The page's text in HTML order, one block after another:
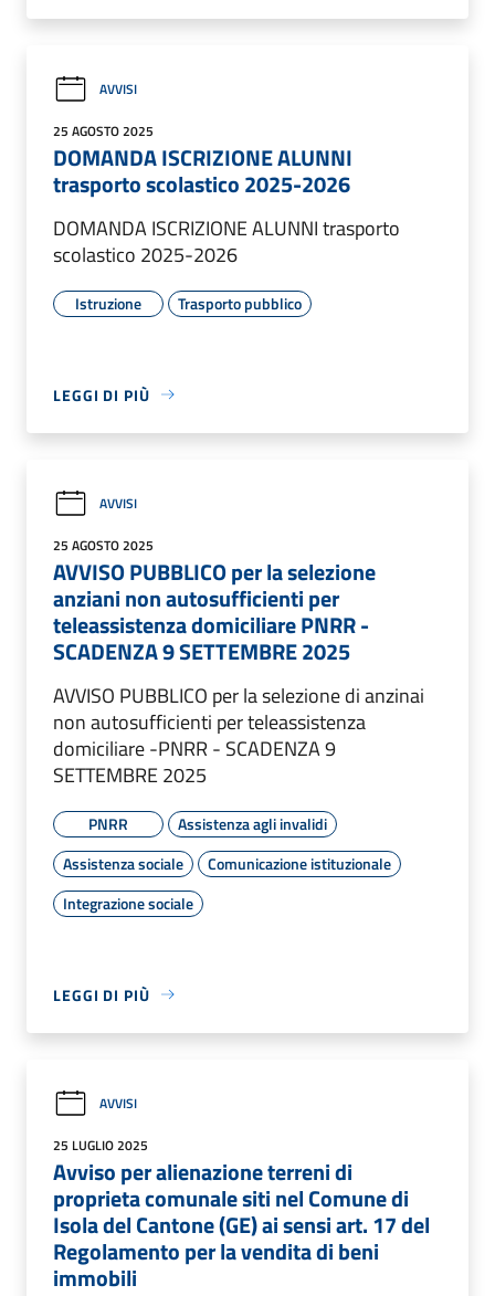
AVVISI
25 AGOSTO 2025
DOMANDA ISCRIZIONE ALUNNI
trasporto scolastico 2025-2026
DOMANDA ISCRIZIONE ALUNNI trasporto
scolastico 2025-2026
Istruzione Trasporto pubblico
LEGGI DI PIÙ
AVVISI
25 AGOSTO 2025
AVVISO PUBBLICO per la selezione
anziani non autosufficienti per
teleassistenza domiciliare PNRR -
SCADENZA 9 SETTEMBRE 2025
AVVISO PUBBLICO per la selezione di anzinai
non autosufficienti per teleassistenza
domiciliare -PNRR - SCADENZA 9
SETTEMBRE 2025
PNRR
Assistenza agli invalidi
Assistenza sociale
Comunicazione istituzionale
Integrazione sociale
LEGGI DI PIÙ
AVVISI
25 LUGLIO 2025
Avviso per alienazione terreni di
proprieta comunale siti nel Comune di
Isola del Cantone (GE) ai sensi art. 17 del
Regolamento per la vendita di beni
immobili